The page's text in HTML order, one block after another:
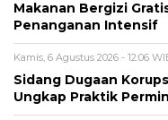
Makanan Bergizi
Penanganan Intensif
Kamis, 6 Agustus 2026 - 12:06
Sidang Dugaan
Ungkap Praktik